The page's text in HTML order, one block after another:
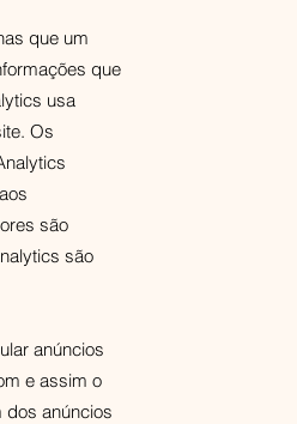
que um
que
usa
Os
são
são
anúncios
e assim o
dos anúncios